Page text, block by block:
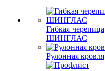
Гибкая черепица
ШИНГЛАС
Рулонная кровля